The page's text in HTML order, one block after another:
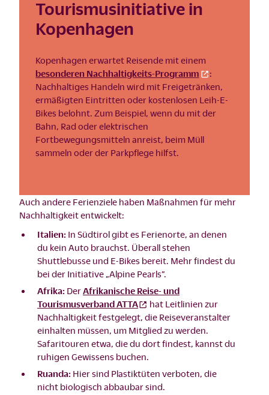
Tourismusinitiative in
Kopenhagen
Kopenhagen erwartet Reisende mit einem
besonderen Nachhaltigkeits-Programm
:
Nachhaltiges Handeln wird mit Freigetränken,
ermäßigten Eintritten oder kostenlosen Leih-E-
Bikes belohnt. Zum Beispiel, wenn du mit der
Bahn, Rad oder elektrischen
Fortbewegungsmitteln anreist, beim Müll
sammeln oder der Parkpflege hilfst.
Auch andere Ferienziele haben Maßnahmen für mehr
Nachhaltigkeit entwickelt:
Italien: In Südtirol gibt es Ferienorte, an denen
du kein Auto brauchst. Überall stehen
Shuttlebusse und E-Bikes bereit. Mehr findest du
bei der Initiative „Alpine Pearls”.
Afrika: Der Afrikanische Reise- und
Tourismusverband ATTA
hat Leitlinien zur
Nachhaltigkeit festgelegt, die Reiseveranstalter
einhalten müssen, um Mitglied zu werden.
Safaritouren etwa, die du dort findest, kannst du
ruhigen Gewissens buchen.
Ruanda: Hier sind Plastiktüten verboten, die
nicht biologisch abbaubar sind.